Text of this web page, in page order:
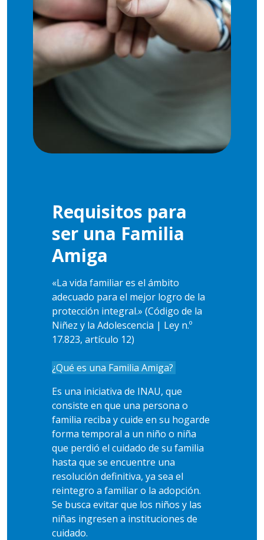
Requisitos para
ser una Familia
Amiga
«La vida familiar es el ámbito
adecuado para el mejor logro de la
protección integral.» (Código de la
Niñez y la Adolescencia | Ley n.º
17.823, artículo 12)
¿Qué es una Familia Amiga?
Es una iniciativa de INAU, que
consiste en que una persona o
familia reciba y cuide en su hogarde
forma temporal a un niño o niña
que perdió el cuidado de su familia
hasta que se encuentre una
resolución definitiva, ya sea el
reintegro a familiar o la adopción.
Se busca evitar que los niños y las
niñas ingresen a instituciones de
cuidado.